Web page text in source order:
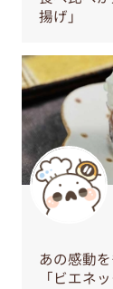
揚げ」
あの感動
「ビエネ